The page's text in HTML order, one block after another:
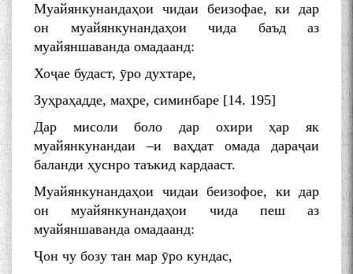
Муайянкунандаҳои чидаи беизофае, ки дар
он муайянкунандаҳои чида баъд аз
муайяншаванда омадаанд:
Хоҷае будаст, ӯро духтаре,
Зуҳраҳадде, маҳре, симинбаре [14. 195]
Дар мисоли боло дар охири ҳар як
муайянкунандаи –и ваҳдат омада дараҷаи
баланди ҳуснро таъкид кардааст.
Муайянкунандаҳои чидаи беизофое, ки дар
он муайянкунандаҳои чида пеш аз
муайяншаванда омадаанд:
Ҷон чу бозу тан мар ӯро кундас,